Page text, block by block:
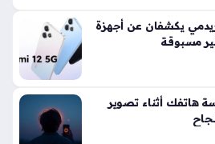
إذ تعكس طبيعة عمل المؤسسة
بدقة وشفافية عبر أقسامها
يكشفان عن أجهزة
مسبوقة
هاتفك أثناء تصوير